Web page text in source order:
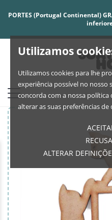
Utilizamos
Utilizamos cookies para lhe
experiência possível no nosso
concorda com a nossa política
alterar as suas preferências de
ALTERAR
PORTES (Portugal Continental)